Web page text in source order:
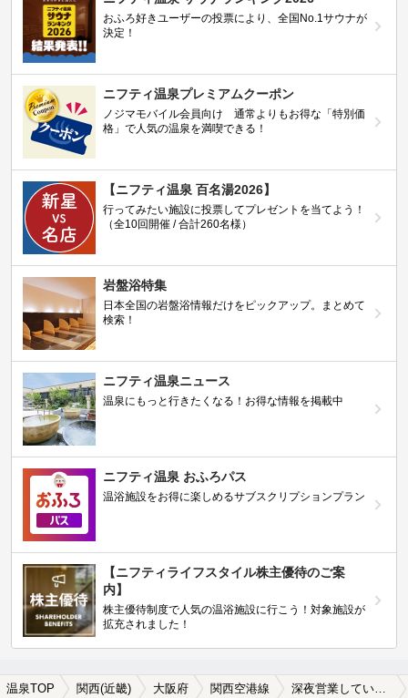
おふろ好きユーザーの投票により、全国No.1サウナが
決定！
ニフティ温泉プレミアムクーポン
ノジマモバイル会員向け 通常よりもお得な「特別価
格」で人気の温泉を満喫できる！
【ニフティ温泉 百名湯2026】
行ってみたい施設に投票してプレゼントを当てよう！
（全10回開催 / 合計260名様）
岩盤浴特集
日本全国の岩盤浴情報だけをピックアップ。まとめて
検索！
ニフティ温泉ニュース
温泉にもっと行きたくなる！お得な情報を掲載中
ニフティ温泉 おふろパス
温浴施設をお得に楽しめるサブスクリプションプラン
【ニフティライフスタイル株主優待のご案
内】
株主優待制度で人気の温浴施設に行こう！対象施設が
拡充されました！
温泉TOP 関西(近畿) 大阪府 関西空港線